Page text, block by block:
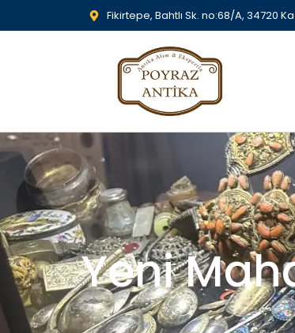
Fikirtepe, Bahtlı Sk. no:68/A, 34720
Yeni